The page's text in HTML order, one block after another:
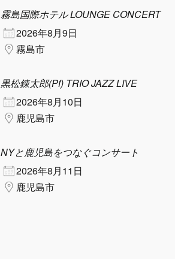
霧島国際ホテル LOUNGE CONCERT
2026年8月9日
霧島市
黒松錬太郎(Pf) TRIO JAZZ LIVE
2026年8月10日
鹿児島市
NYと鹿児島をつなぐコンサート
2026年8月11日
鹿児島市